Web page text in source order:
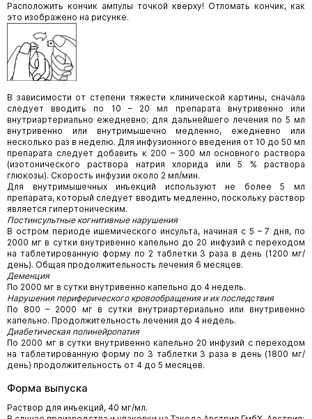
Расположить кончик ампулы точкой кверху! Отломать кончик, как
это изображено на рисунке.
В зависимости от степени тяжести клинической картины, сначала
следует вводить по 10 – 20 мл препарата внутривенно или
внутриартериально ежедневно; для дальнейшего лечения по 5 мл
внутривенно или внутримышечно медленно, ежедневно или
несколько раз в неделю. Для инфузионного введения от 10 до 50 мл
препарата следует добавить к 200 – 300 мл основного раствора
(изотонического раствора натрия хлорида или 5 % раствора
глюкозы). Скорость инфузии около 2 мл/мин.
Для внутримышечных инъекций используют не более 5 мл
препарата, который следует вводить медленно, поскольку раствор
является гипертоническим.
Постинсультные когнитивные нарушения
В остром периоде ишемического инсульта, начиная с 5 – 7 дня, по
2000 мг в сутки внутривенно капельно до 20 инфузий с переходом
на таблетированную форму по 2 таблетки 3 раза в день (1200 мг/
день). Общая продолжительность лечения 6 месяцев.
Деменция
По 2000 мг в сутки внутривенно капельно до 4 недель.
Нарушения периферического кровообращения и их последствия
По 800 – 2000 мг в сутки внутриартериально или внутривенно
капельно. Продолжительность лечения до 4 недель.
Диабетическая полинейропатия
По 2000 мг в сутки внутривенно капельно 20 инфузий с переходом
на таблетированную форму по 3 таблетки 3 раза в день (1800 мг/
день) продолжительность от 4 до 5 месяцев.
Форма выпуска
Раствор для инъекций, 40 мг/мл.